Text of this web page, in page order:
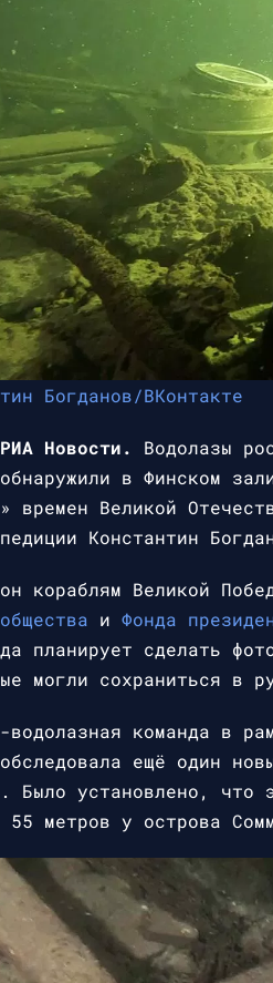
Богданов/ВКонтакте
Новости.
Водолазы
в Финском
времен Великой
Константин
кораблям Великой
и Фонда
планирует сделать
могли сохраниться в
водолазная команда в
ещё один
. Было установлено, что
55 метров у острова